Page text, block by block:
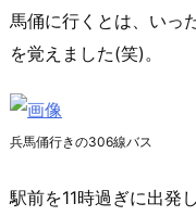
馬俑に行くとは、いっ
を覚えました(笑)。
兵馬俑行きの306線バス
駅前を11時過ぎに出発